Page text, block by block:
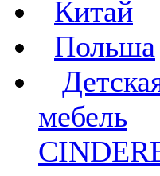
Китай
Польша
мебель